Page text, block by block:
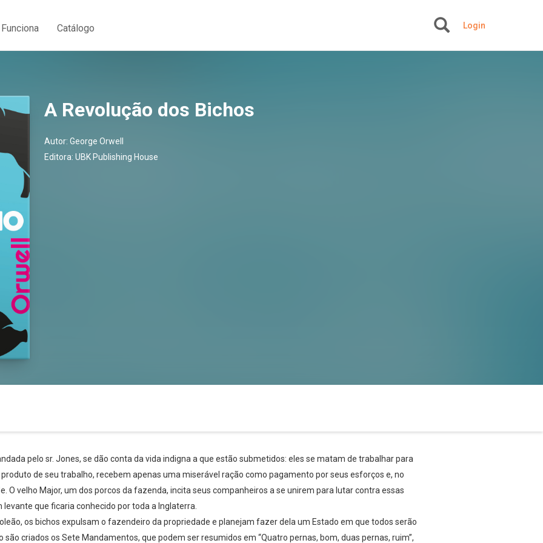
Catálogo Login
A Revolução dos Bichos
Autor: George Orwell
Editora: UBK Publishing House
pelo sr. Jones, se dão conta da vida indigna a que estão submetidos: eles se matam de trabalhar para
de seu trabalho, recebem apenas uma miserável ração como pagamento por seus esforços e, no
O velho Major, um dos porcos da fazenda, incita seus companheiros a se unirem para lutar contra essas
que ficaria conhecido por toda a Inglaterra.
os bichos expulsam o fazendeiro da propriedade e planejam fazer dela um Estado em que todos serão
são criados os Sete Mandamentos, que podem ser resumidos em “Quatro pernas, bom, duas pernas, ruim”,